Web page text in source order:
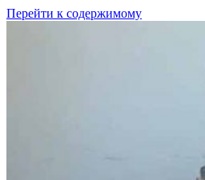
Перейти к содержимому